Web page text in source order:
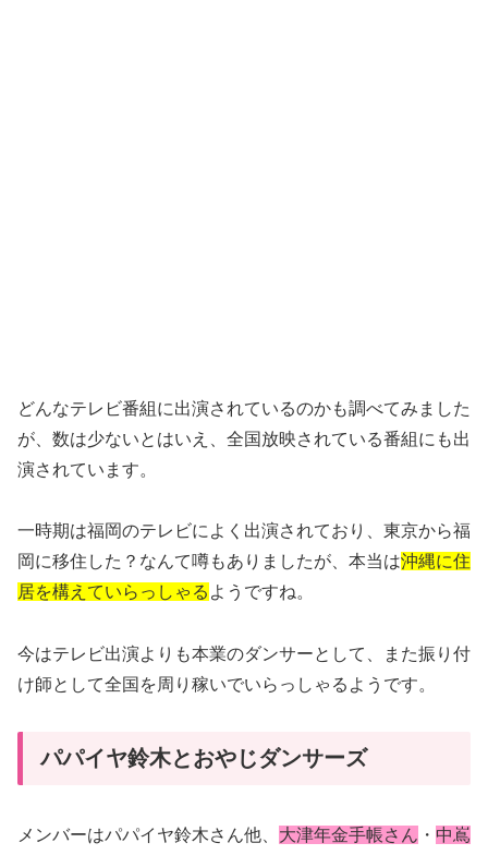
どんなテレビ番組に出演されているのかも調べてみました
が、数は少ないとはいえ、全国放映されている番組にも出
演されています。
一時期は福岡のテレビによく出演されており、東京から福
岡に移住した？なんて噂もありましたが、本当は沖縄に住
居を構えていらっしゃる ようですね。
今はテレビ出演よりも本業のダンサーとして、また振り付
け師として全国を周り稼いでいらっしゃるようです。
パパイヤ鈴木とおやじダンサーズ
メンバーはパパイヤ鈴木さん他、 大津年金手帳さん ・ 中嶌